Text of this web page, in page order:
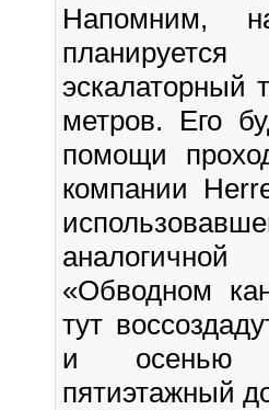
Напомним,
эскалаторный
метров. Его
помощи
компании
«Обводном
тут
и осенью
пятиэтажный